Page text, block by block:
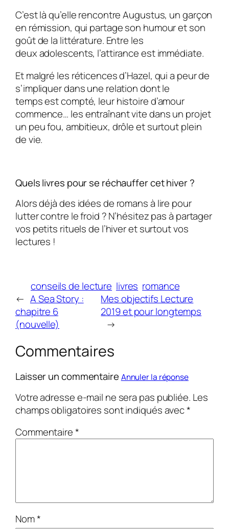
C’est là qu’elle rencontre Augustus, un garçon
en rémission, qui partage son humour et son
goût de la littérature. Entre les
deux adolescents, l’attirance est immédiate.
Et malgré les réticences d’Hazel, qui a peur de
s’impliquer dans une relation dont le
temps est compté, leur histoire d’amour
commence… les entraînant vite dans un projet
un peu fou, ambitieux, drôle et surtout plein
de vie.
Quels livres pour se réchauffer cet hiver ?
Alors déjà des idées de romans à lire pour
lutter contre le froid ? N’hésitez pas à partager
vos petits rituels de l’hiver et surtout vos
lectures !
conseils de lecture livres romance
← A Sea Story :
chapitre 6
(nouvelle)
Mes objectifs Lecture
2019 et pour longtemps
→
Commentaires
Laisser un commentaire Annuler la réponse
Votre adresse e-mail ne sera pas publiée. Les
champs obligatoires sont indiqués avec*
Commentaire*
Nom*